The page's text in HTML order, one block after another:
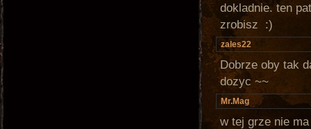
dokladnie. ten
zrobisz :)
zales22
Dobrze oby tak
dozyc ~~
Mr.Mag
w tej grze nie